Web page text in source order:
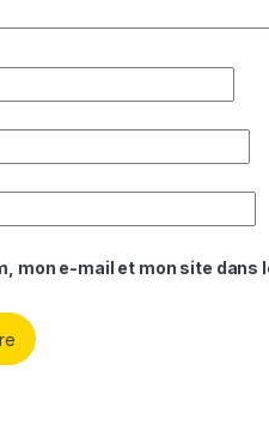
mon e-mail et mon site